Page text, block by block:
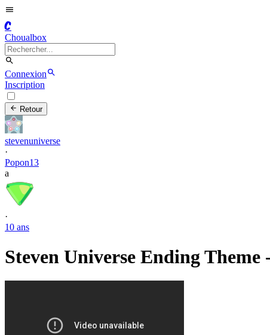
C
Choualbox
Connexion
Inscription
Retour
stevenuniverse
·
Popon13
a
·
10 ans
Steven Universe Ending